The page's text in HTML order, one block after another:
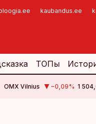
kaubandus.ee
ТОПы
OMX Vilnius −0,09% 1